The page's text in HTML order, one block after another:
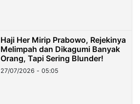
Haji Her Mirip Prabowo, Rejekinya
Melimpah dan Dikagumi Banyak
Orang, Tapi Sering Blunder!
27/07/2026 - 05:05